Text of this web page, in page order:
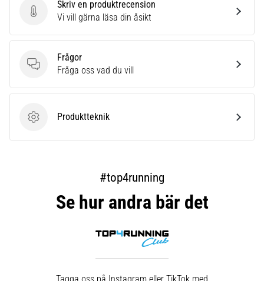
Skriv en produktrecension
Skriv en produktrecension
Vi vill gärna läsa din åsikt
Frågor
Frågor
Fråga oss vad du vill
ProduktteknikProduktteknik
#top4running
Se hur andra bär det